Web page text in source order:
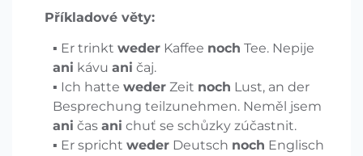
Příkladové věty:
Er trinkt weder Kaffee noch Tee. Nepije
ani kávu ani čaj.
Ich hatte weder Zeit noch Lust, an der
Besprechung teilzunehmen. Neměl jsem
ani čas ani chuť se schůzky zúčastnit.
Er spricht weder Deutsch noch Englisch